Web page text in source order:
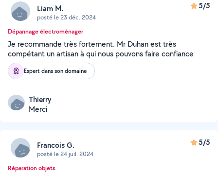
Liam M.
posté le 23 déc. 2024
5/5
Dépannage électroménager
Je recommande très fortement. Mr Duhan est très
compétant un artisan à qui nous pouvons faire confiance
Expert dans son domaine
Thierry
Merci
Francois G.
posté le 24 juil. 2024
5/5
Réparation objets